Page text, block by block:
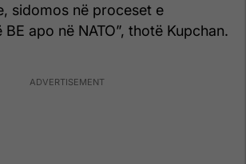
sidomos në proceset e
apo në NATO”, thotë Kupchan.